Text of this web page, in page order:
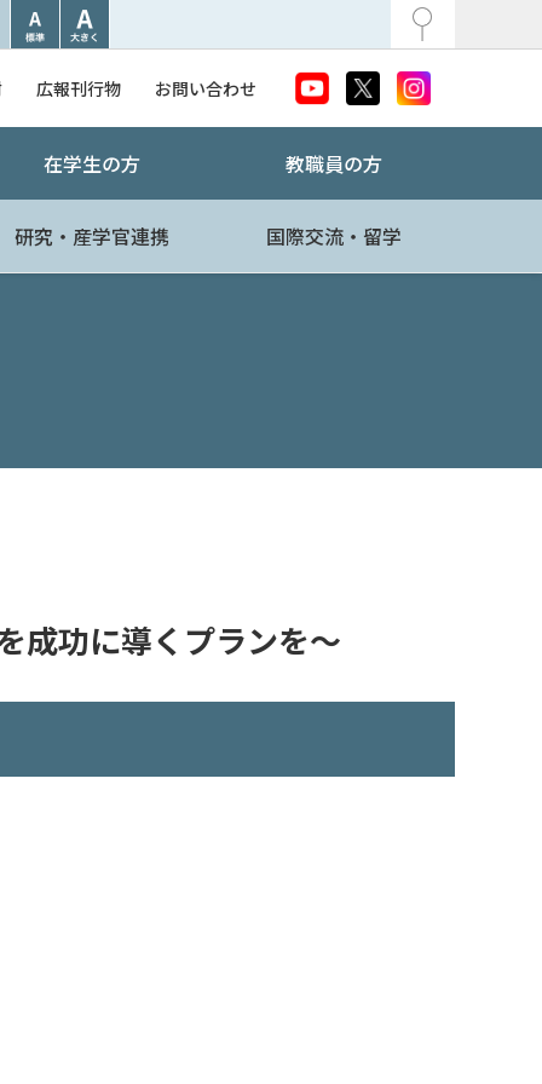
広報刊行物 お問い合わせ
在学生の方 教職員の方
研究・産学官連携 国際交流・留学
成功に導くプランを～